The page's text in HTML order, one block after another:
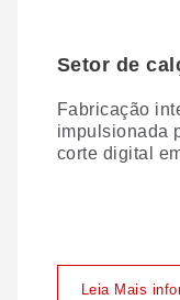
Setor de
Fabricação
impulsionada
corte digital
Leia Mais